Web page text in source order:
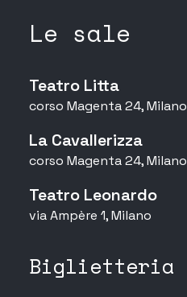
Le sale
Teatro Litta
corso Magenta 24, Milano
La Cavallerizza
corso Magenta 24, Milano
Teatro Leonardo
via Ampère 1, Milano
Biglietteria